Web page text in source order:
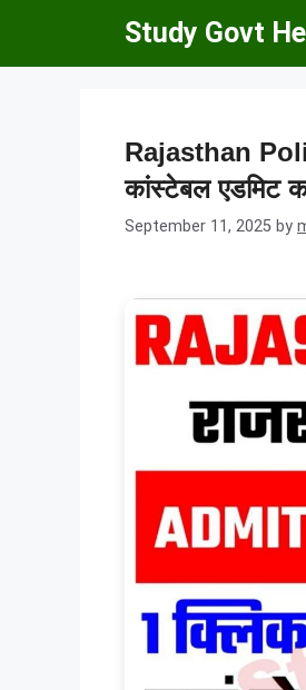
Study Govt
Rajasthan
कांस्टेबल एडमिट
September 11, 2025 by